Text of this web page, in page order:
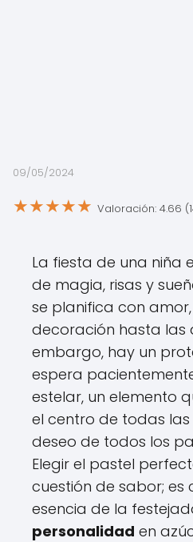
09/05/2024
★★★★★ Valoración: 4.66
La fiesta de una niña
de magia, risas y
se planifica con
decoración hasta las
embargo, hay un
espera
estelar, un elemento
el centro de todas
deseo de todos los
Elegir el pastel
cuestión de sabor; es
esencia de la
personalidad en